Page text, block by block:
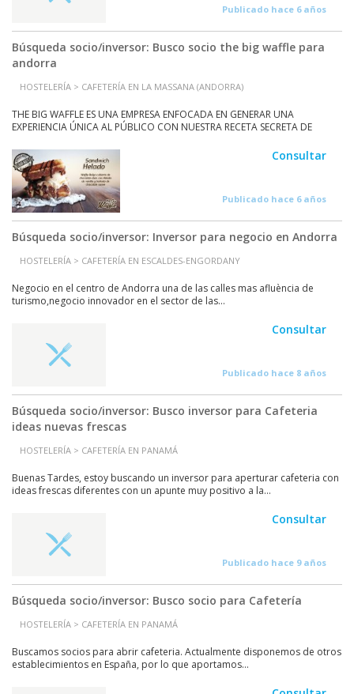
Publicado hace 6 años
Búsqueda socio/inversor: Busco socio the big waffle para
andorra
HOSTELERÍA > CAFETERÍA EN LA MASSANA (ANDORRA)
THE BIG WAFFLE ES UNA EMPRESA ENFOCADA EN GENERAR UNA
EXPERIENCIA ÚNICA AL PÚBLICO CON NUESTRA RECETA SECRETA DE
Consultar
Publicado hace 6 años
Búsqueda socio/inversor: Inversor para negocio en Andorra
HOSTELERÍA > CAFETERÍA EN ESCALDES-ENGORDANY
Negocio en el centro de Andorra una de las calles mas afluència de
turismo,negocio innovador en el sector de las...
Consultar
Publicado hace 8 años
Búsqueda socio/inversor: Busco inversor para Cafeteria
ideas nuevas frescas
HOSTELERÍA > CAFETERÍA EN PANAMÁ
Buenas Tardes, estoy buscando un inversor para aperturar cafeteria con
ideas frescas diferentes con un apunte muy positivo a la...
Consultar
Publicado hace 9 años
Búsqueda socio/inversor: Busco socio para Cafetería
HOSTELERÍA > CAFETERÍA EN PANAMÁ
Buscamos socios para abrir cafeteria. Actualmente disponemos de otros
establecimientos en España, por lo que aportamos...